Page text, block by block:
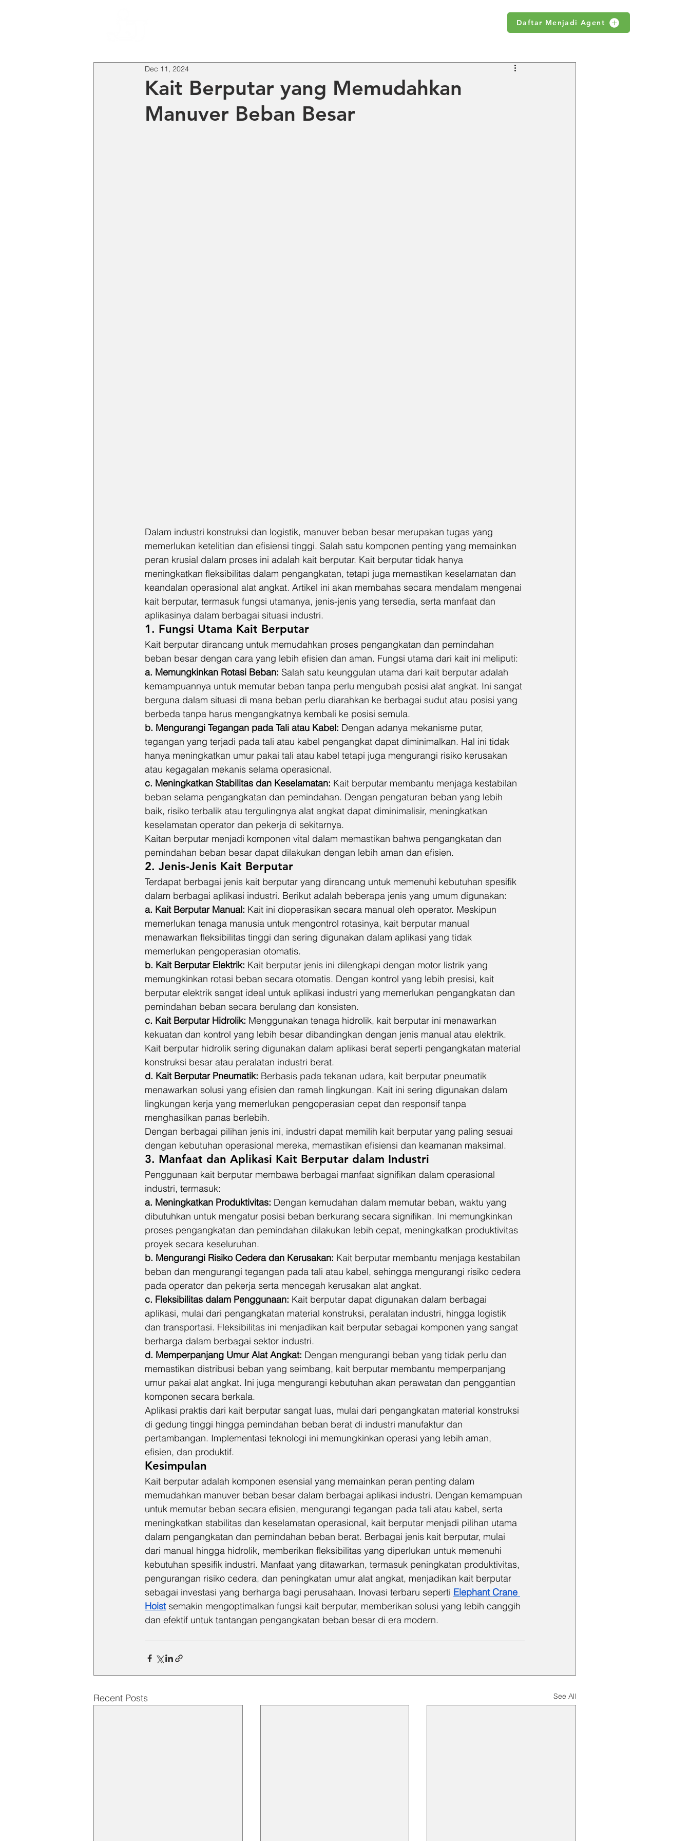
Daftar Menjadi Agent
Kait Berputar yang Memudahkan
Manuver Beban Besar
Dec 11, 2024
Dalam industri konstruksi dan logistik, manuver beban besar merupakan tugas yang
memerlukan ketelitian dan efisiensi tinggi. Salah satu komponen penting yang memainkan
peran krusial dalam proses ini adalah kait berputar. Kait berputar tidak hanya
meningkatkan fleksibilitas dalam pengangkatan, tetapi juga memastikan keselamatan dan
keandalan operasional alat angkat. Artikel ini akan membahas secara mendalam mengenai
kait berputar, termasuk fungsi utamanya, jenis-jenis yang tersedia, serta manfaat dan
aplikasinya dalam berbagai situasi industri.
1. Fungsi Utama Kait Berputar
Kait berputar dirancang untuk memudahkan proses pengangkatan dan pemindahan
beban besar dengan cara yang lebih efisien dan aman. Fungsi utama dari kait ini meliputi:
a. Memungkinkan Rotasi Beban: Salah satu keunggulan utama dari kait berputar adalah
kemampuannya untuk memutar beban tanpa perlu mengubah posisi alat angkat. Ini sangat
berguna dalam situasi di mana beban perlu diarahkan ke berbagai sudut atau posisi yang
berbeda tanpa harus mengangkatnya kembali ke posisi semula.
b. Mengurangi Tegangan pada Tali atau Kabel: Dengan adanya mekanisme putar,
tegangan yang terjadi pada tali atau kabel pengangkat dapat diminimalkan. Hal ini tidak
hanya meningkatkan umur pakai tali atau kabel tetapi juga mengurangi risiko kerusakan
atau kegagalan mekanis selama operasional.
c. Meningkatkan Stabilitas dan Keselamatan: Kait berputar membantu menjaga kestabilan
beban selama pengangkatan dan pemindahan. Dengan pengaturan beban yang lebih
baik, risiko terbalik atau tergulingnya alat angkat dapat diminimalisir, meningkatkan
keselamatan operator dan pekerja di sekitarnya.
Kaitan berputar menjadi komponen vital dalam memastikan bahwa pengangkatan dan
pemindahan beban besar dapat dilakukan dengan lebih aman dan efisien.
2. Jenis-Jenis Kait Berputar
Terdapat berbagai jenis kait berputar yang dirancang untuk memenuhi kebutuhan spesifik
dalam berbagai aplikasi industri. Berikut adalah beberapa jenis yang umum digunakan:
a. Kait Berputar Manual: Kait ini dioperasikan secara manual oleh operator. Meskipun
memerlukan tenaga manusia untuk mengontrol rotasinya, kait berputar manual
menawarkan fleksibilitas tinggi dan sering digunakan dalam aplikasi yang tidak
memerlukan pengoperasian otomatis.
b. Kait Berputar Elektrik: Kait berputar jenis ini dilengkapi dengan motor listrik yang
memungkinkan rotasi beban secara otomatis. Dengan kontrol yang lebih presisi, kait
berputar elektrik sangat ideal untuk aplikasi industri yang memerlukan pengangkatan dan
pemindahan beban secara berulang dan konsisten.
c. Kait Berputar Hidrolik: Menggunakan tenaga hidrolik, kait berputar ini menawarkan
kekuatan dan kontrol yang lebih besar dibandingkan dengan jenis manual atau elektrik.
Kait berputar hidrolik sering digunakan dalam aplikasi berat seperti pengangkatan material
konstruksi besar atau peralatan industri berat.
d. Kait Berputar Pneumatik: Berbasis pada tekanan udara, kait berputar pneumatik
menawarkan solusi yang efisien dan ramah lingkungan. Kait ini sering digunakan dalam
lingkungan kerja yang memerlukan pengoperasian cepat dan responsif tanpa
menghasilkan panas berlebih.
Dengan berbagai pilihan jenis ini, industri dapat memilih kait berputar yang paling sesuai
dengan kebutuhan operasional mereka, memastikan efisiensi dan keamanan maksimal.
3. Manfaat dan Aplikasi Kait Berputar dalam Industri
Penggunaan kait berputar membawa berbagai manfaat signifikan dalam operasional
industri, termasuk:
a. Meningkatkan Produktivitas: Dengan kemudahan dalam memutar beban, waktu yang
dibutuhkan untuk mengatur posisi beban berkurang secara signifikan. Ini memungkinkan
proses pengangkatan dan pemindahan dilakukan lebih cepat, meningkatkan produktivitas
proyek secara keseluruhan.
b. Mengurangi Risiko Cedera dan Kerusakan: Kait berputar membantu menjaga kestabilan
beban dan mengurangi tegangan pada tali atau kabel, sehingga mengurangi risiko cedera
pada operator dan pekerja serta mencegah kerusakan alat angkat.
c. Fleksibilitas dalam Penggunaan: Kait berputar dapat digunakan dalam berbagai
aplikasi, mulai dari pengangkatan material konstruksi, peralatan industri, hingga logistik
dan transportasi. Fleksibilitas ini menjadikan kait berputar sebagai komponen yang sangat
berharga dalam berbagai sektor industri.
d. Memperpanjang Umur Alat Angkat: Dengan mengurangi beban yang tidak perlu dan
memastikan distribusi beban yang seimbang, kait berputar membantu memperpanjang
umur pakai alat angkat. Ini juga mengurangi kebutuhan akan perawatan dan penggantian
komponen secara berkala.
Aplikasi praktis dari kait berputar sangat luas, mulai dari pengangkatan material konstruksi
di gedung tinggi hingga pemindahan beban berat di industri manufaktur dan
pertambangan. Implementasi teknologi ini memungkinkan operasi yang lebih aman,
efisien, dan produktif.
Kesimpulan
Kait berputar adalah komponen esensial yang memainkan peran penting dalam
memudahkan manuver beban besar dalam berbagai aplikasi industri. Dengan kemampuan
untuk memutar beban secara efisien, mengurangi tegangan pada tali atau kabel, serta
meningkatkan stabilitas dan keselamatan operasional, kait berputar menjadi pilihan utama
dalam pengangkatan dan pemindahan beban berat. Berbagai jenis kait berputar, mulai
dari manual hingga hidrolik, memberikan fleksibilitas yang diperlukan untuk memenuhi
kebutuhan spesifik industri. Manfaat yang ditawarkan, termasuk peningkatan produktivitas,
pengurangan risiko cedera, dan peningkatan umur alat angkat, menjadikan kait berputar
sebagai investasi yang berharga bagi perusahaan. Inovasi terbaru seperti Elephant Crane
Hoist semakin mengoptimalkan fungsi kait berputar, memberikan solusi yang lebih canggih
dan efektif untuk tantangan pengangkatan beban besar di era modern.
Recent Posts See All